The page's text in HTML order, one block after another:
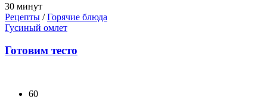
30 минут
Рецепты /Горячие блюда
Гусиный омлет
Готовим тесто
60